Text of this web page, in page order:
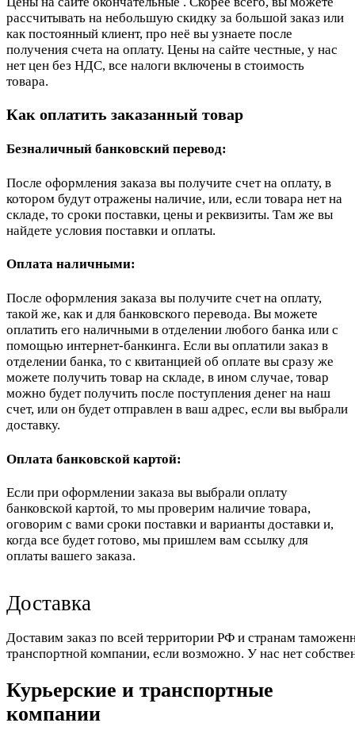
рассчитывать на небольшую скидку за большой заказ или
как постоянный клиент, про неё вы узнаете после
получения счета на оплату. Цены на сайте честные, у нас
нет цен без НДС, все налоги включены в стоимость
товара.
Как оплатить заказанный товар
Безналичный банковский перевод:
После оформления заказа вы получите счет на оплату, в
котором будут отражены наличие, или, если товара нет на
складе, то сроки поставки, цены и реквизиты. Там же вы
найдете условия поставки и оплаты.
Оплата наличными:
После оформления заказа вы получите счет на оплату,
такой же, как и для банковского перевода. Вы можете
оплатить его наличными в отделении любого банка или с
помощью интернет-банкинга. Если вы оплатили заказ в
отделении банка, то с квитанцией об оплате вы сразу же
можете получить товар на складе, в ином случае, товар
можно будет получить после поступления денег на наш
счет, или он будет отправлен в ваш адрес, если вы выбрали
доставку.
Оплата банковской картой:
Если при оформлении заказа вы выбрали оплату
банковской картой, то мы проверим наличие товара,
оговорим с вами сроки поставки и варианты доставки и,
когда все будет готово, мы пришлем вам ссылку для
оплаты вашего заказа.
Доставка
Доставим заказ по всей территории РФ и странам
транспортной компании, если возможно. У нас нет
Курьерские и транспортные
компании